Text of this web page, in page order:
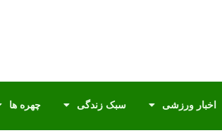
اخبار ورزشی سبک زندگی چهره ها